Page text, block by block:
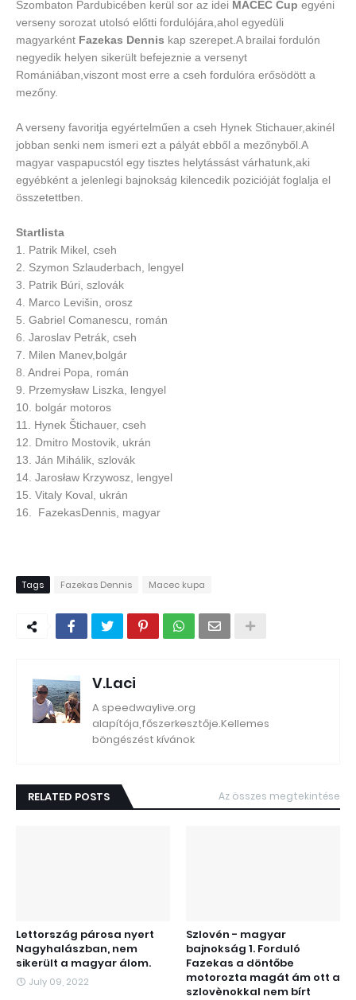
Szombaton Pardubicében kerül sor az idei MACEC Cup egyéni
verseny sorozat utolsó előtti fordulójára,ahol egyedüli
magyarként Fazekas Dennis kap szerepet.A brailai fordulón
negyedik helyen sikerült befejeznie a versenyt
Romániában,viszont most erre a cseh fordulóra erősödött a
mezőny.
A verseny favoritja egyértelműen a cseh Hynek Stichauer,akinél
jobban senki nem ismeri ezt a pályát ebből a mezőnyből.A
magyar vaspapucstól egy tisztes helytássást várhatunk,aki
egyébként a jelenlegi bajnokság kilencedik pozicióját foglalja el
összetettben.
Startlista
1. Patrik Mikel, cseh
2. Szymon Szlauderbach, lengyel
3. Patrik Búri, szlovák
4. Marco Levišin, orosz
5. Gabriel Comanescu, román
6. Jaroslav Petrák, cseh
7. Milen Manev,bolgár
8. Andrei Popa, román
9. Przemysław Liszka, lengyel
10. bolgár motoros
11. Hynek Štichauer, cseh
12. Dmitro Mostovik, ukrán
13. Ján Mihálik, szlovák
14. Jarosław Krzywosz, lengyel
15. Vitaly Koval, ukrán
16. FazekasDennis, magyar
Tags Fazekas Dennis Macec kupa
V.Laci
A speedwaylive.org
alapítója,főszerkesztője.Kellemes
böngészést kívánok
RELATED POSTS Az összes megtekintése
Lettország párosa nyert
Nagyhalászban, nem
sikerült a magyar álom.
July 09, 2022
Szlovén - magyar
bajnokság 1. Forduló
Fazekas a döntőbe
motorozta magát ám ott a
szlovènokkal nem bírt